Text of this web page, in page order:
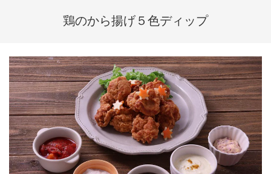
鶏のから揚げ５色ディップ